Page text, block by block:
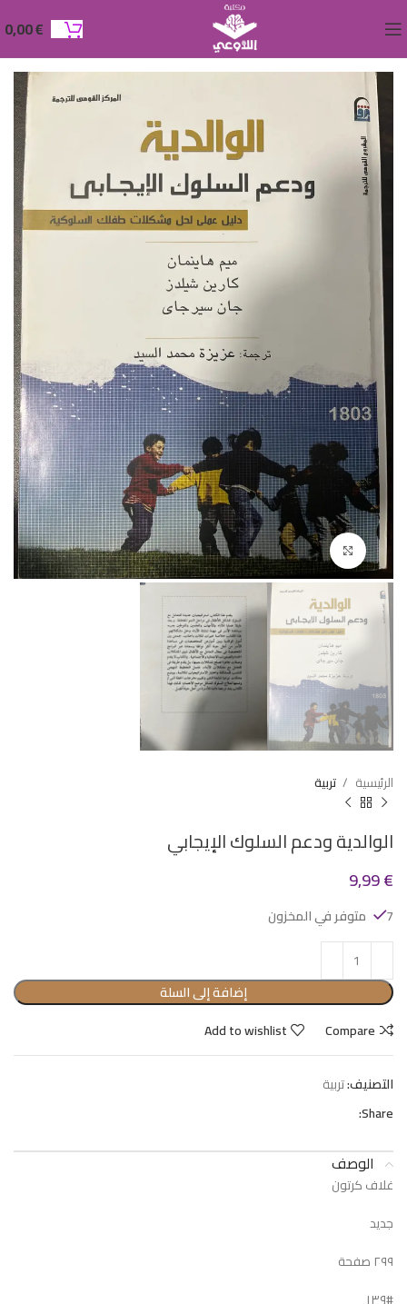
0,00€
Click to enlarge
الرئيسية تربية
الوالدية ودعم السلوك الإيجابي
9,99€
7 متوفر في المخزون
إضافة إلى السلة
Compare
Add to wishlist
التصنيف:تربية
Share:
الوصف
غلاف كرتون
جديد
٢٩٩ صفحة